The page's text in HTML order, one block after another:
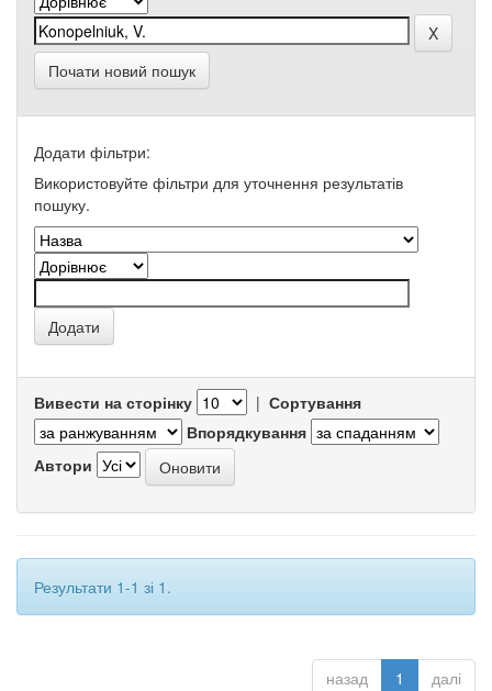
Почати новий пошук
Додати фільтри:
Використовуйте фільтри для уточнення результатів
пошуку.
Вивести на сторінку | Сортування
Впорядкування
Автори
Результати 1-1 зі 1.
назад 1 далі